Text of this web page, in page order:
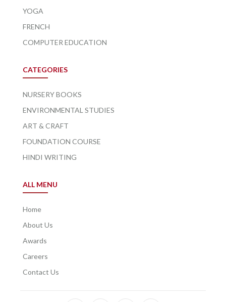
YOGA
FRENCH
COMPUTER EDUCATION
CATEGORIES
NURSERY BOOKS
ENVIRONMENTAL STUDIES
ART & CRAFT
FOUNDATION COURSE
HINDI WRITING
ALL MENU
Home
About Us
Awards
Careers
Contact Us